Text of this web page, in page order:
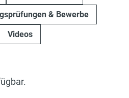
& Bewerbe
Videos